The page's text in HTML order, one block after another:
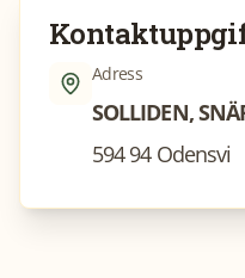
Adress
SOLLIDEN,
594 94 Odensvi